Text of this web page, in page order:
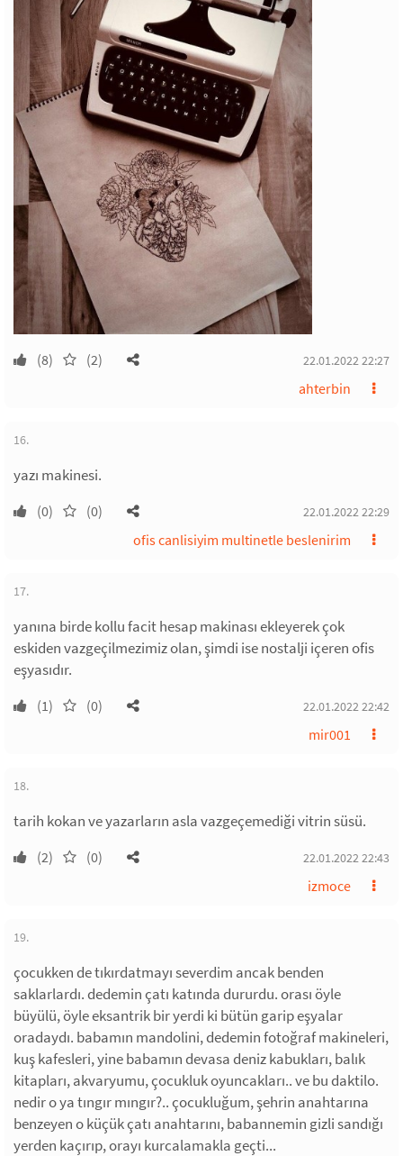
(8) (2) 22.01.2022 22:27
ahterbin
16.
yazı makinesi.
(0) (0) 22.01.2022 22:29
ofis canlisiyim multinetle beslenirim
17.
yanına birde kollu facit hesap makinası ekleyerek çok
eskiden vazgeçilmezimiz olan, şimdi ise nostalji içeren ofis
eşyasıdır.
(1) (0) 22.01.2022 22:42
mir001
18.
tarih kokan ve yazarların asla vazgeçemediği vitrin süsü.
(2) (0) 22.01.2022 22:43
izmoce
19.
çocukken de tıkırdatmayı severdim ancak benden
saklarlardı. dedemin çatı katında dururdu. orası öyle
büyülü, öyle eksantrik bir yerdi ki bütün garip eşyalar
oradaydı. babamın mandolini, dedemin fotoğraf makineleri,
kuş kafesleri, yine babamın devasa deniz kabukları, balık
kitapları, akvaryumu, çocukluk oyuncakları.. ve bu daktilo.
nedir o ya tıngır mıngır?.. çocukluğum, şehrin anahtarına
benzeyen o küçük çatı anahtarını, babannemin gizli sandığı
yerden kaçırıp, orayı kurcalamakla geçti...